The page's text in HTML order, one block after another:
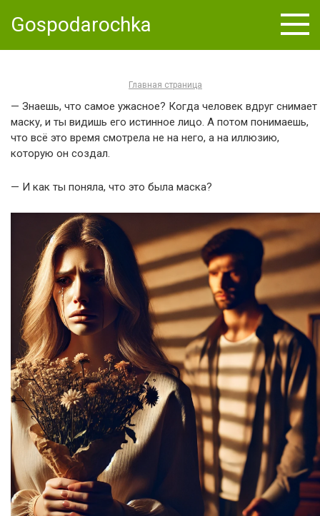
Gospodarochka
Главная страница
— Знаешь, что самое ужасное? Когда человек вдруг снимает
маску, и ты видишь его истинное лицо. А потом понимаешь,
что всё это время смотрела не на него, а на иллюзию,
которую он создал.
— И как ты поняла, что это была маска?